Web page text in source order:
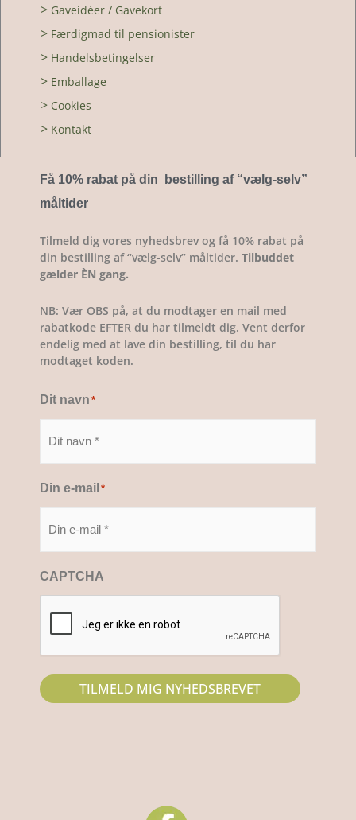
> Gaveidéer / Gavekort
> Færdigmad til pensionister
> Handelsbetingelser
> Emballage
> Cookies
> Kontakt
Få 10% rabat på din bestilling af “vælg-selv”
måltider
Tilmeld dig vores nyhedsbrev og få 10% rabat på
din bestilling af “vælg-selv” måltider. Tilbuddet
gælder ÈN gang.
NB: Vær OBS på, at du modtager en mail med
rabatkode EFTER du har tilmeldt dig. Vent derfor
endelig med at lave din bestilling, til du har
modtaget koden.
Dit navn *
Din e-mail *
CAPTCHA
TILMELD MIG NYHEDSBREVET